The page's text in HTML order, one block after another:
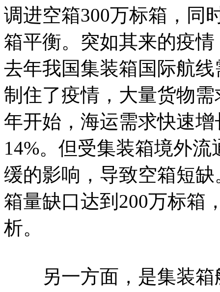
调进空箱300万标箱，同
箱平衡。突如其来的疫
去年我国集装箱国际航
制住了疫情，大量货物
年开始，海运需求快速
14%。但受集装箱境外
缓的影响，导致空箱短
箱量缺口达到200万标箱
析。
另一方面，是集装箱